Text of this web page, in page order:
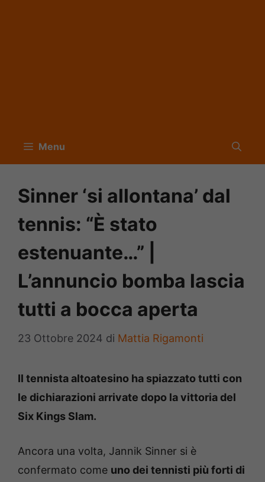
Menu
Sinner ‘si allontana’ dal
tennis: “È stato
estenuante…” |
L’annuncio bomba lascia
tutti a bocca aperta
23 Ottobre 2024 di Mattia Rigamonti
Il tennista altoatesino ha spiazzato tutti con
le dichiarazioni arrivate dopo la vittoria del
Six Kings Slam.
Ancora una volta, Jannik Sinner si è
confermato come uno dei tennisti più forti di